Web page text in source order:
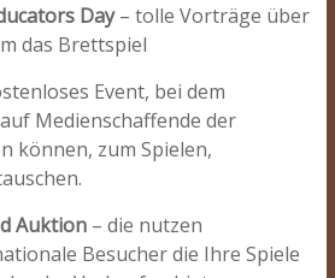
Day– tolle Vorträge über
das Brettspiel
Event, bei dem
Medienschaffende der
können, zum Spielen,
Auktion – die nutzen
Besucher die Ihre Spiele